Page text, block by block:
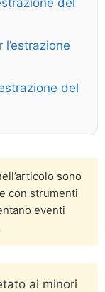
del
sono
con strumenti
eventi
ai minori